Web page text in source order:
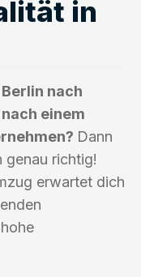
in
nach
einem
Dann
genau richtig!
erwartet dich